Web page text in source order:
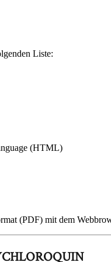
Liste:
(HTML)
(PDF) mit dem